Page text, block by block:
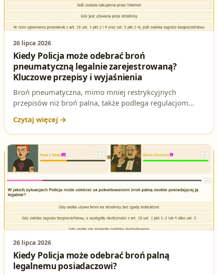
26 lipca 2026
Kiedy Policja może odebrać broń
pneumatyczną legalnie zarejestrowaną?
Kluczowe przepisy i wyjaśnienia
Broń pneumatyczna, mimo mniej restrykcyjnych
przepisów niż broń palna, także podlega regulacjom
jakich sytuacjach funkcjonariusze mają do tego prawo i
jakie przepisy o tym decydują.
26 lipca 2026
Kiedy Policja może odebrać broń palną
legalnemu posiadaczowi?